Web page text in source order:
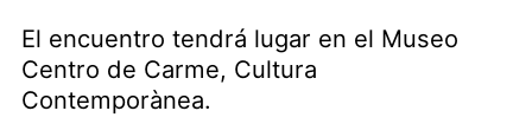
El encuentro tendrá lugar en el Museo
Centro de Carme, Cultura
Contemporànea.